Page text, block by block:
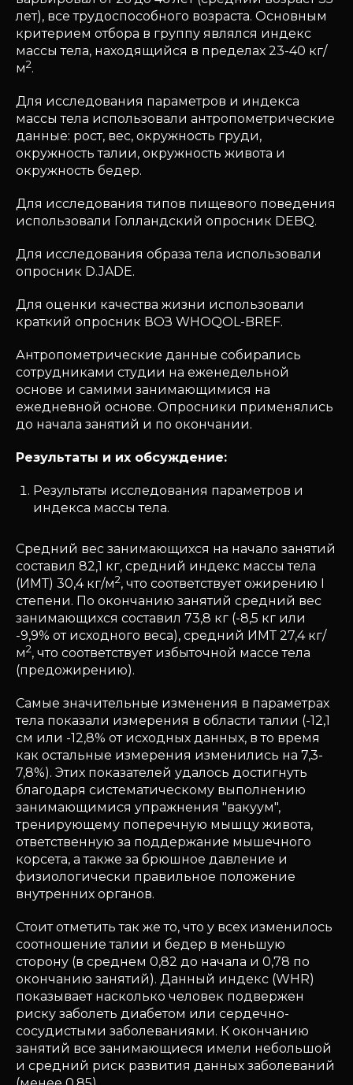
лет), все трудоспособного возраста. Основным
критерием отбора в группу являлся индекс
массы тела, находящийся в пределах 23-40 кг/
м2.
Для исследования параметров и индекса
массы тела использовали антропометрические
данные: рост, вес, окружность груди,
окружность талии, окружность живота и
окружность бедер.
Для исследования типов пищевого поведения
использовали Голландский опросник DEBQ.
Для исследования образа тела использовали
опросник D.JADE.
Для оценки качества жизни использовали
краткий опросник ВОЗ WHOQOL-BREF.
Антропометрические данные собирались
сотрудниками студии на еженедельной
основе и самими занимающимися на
ежедневной основе. Опросники применялись
до начала занятий и по окончании.
Результаты и их обсуждение:
Результаты исследования параметров и
индекса массы тела.
Средний вес занимающихся на начало занятий
составил 82,1 кг, средний индекс массы тела
(ИМТ) 30,4 кг/м2, что соответствует ожирению I
степени. По окончанию занятий средний вес
занимающихся составил 73,8 кг (-8,5 кг или
-9,9% от исходного веса), средний ИМТ 27,4 кг/
м2, что соответствует избыточной массе тела
(предожирению).
Самые значительные изменения в параметрах
тела показали измерения в области талии (-12,1
см или -12,8% от исходных данных, в то время
как остальные измерения изменились на 7,3-
7,8%). Этих показателей удалось достигнуть
благодаря систематическому выполнению
занимающимися упражнения "вакуум",
тренирующему поперечную мышцу живота,
ответственную за поддержание мышечного
корсета, а также за брюшное давление и
физиологически правильное положение
внутренних органов.
Стоит отметить так же то, что у всех изменилось
соотношение талии и бедер в меньшую
сторону (в среднем 0,82 до начала и 0,78 по
окончанию занятий). Данный индекс (WHR)
показывает насколько человек подвержен
риску заболеть диабетом или сердечно-
сосудистыми заболеваниями. К окончанию
занятий все занимающиеся имели небольшой
и средний риск развития данных заболеваний